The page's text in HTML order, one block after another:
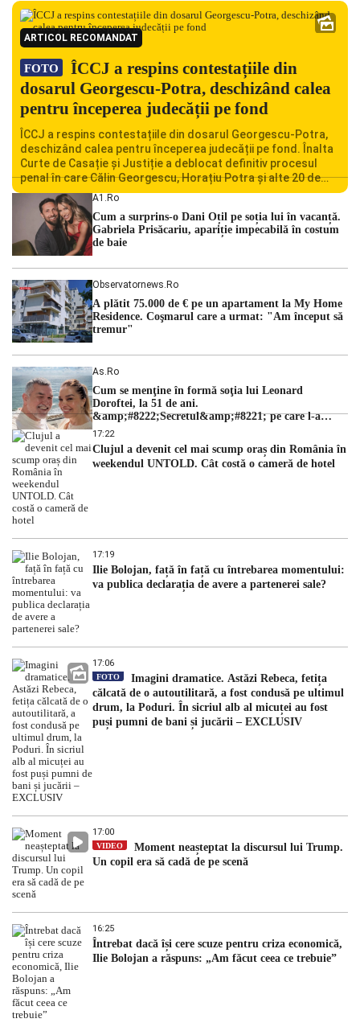
ARTICOL RECOMANDAT
FOTO
ÎCCJ a respins contestațiile din
dosarul Georgescu-Potra, deschizând calea
pentru începerea judecății pe fond
ÎCCJ a respins contestațiile din dosarul Georgescu-Potra,
deschizând calea pentru începerea judecății pe fond. Înalta
Curte de Casație și Justiție a deblocat definitiv procesul
penal în care Călin Georgescu, Horațiu Potra și alte 20 de
persoane sunt acuzați de acțiuni îndreptate împotriva
ordinii constituționale. În ședința din camera preliminară,
judecătorii de la instanța supremă au […]
A1.ro
Cum a surprins-o Dani Oțil pe soția lui în vacanță.
Gabriela Prisăcariu, apariție impecabilă în costum
de baie
Observatornews.ro
A plătit 75.000 de € pe un apartament la My Home
Residence. Coşmarul care a urmat: "Am început să
tremur"
As.ro
Cum se menţine în formă soţia lui Leonard
Doroftei, la 51 de ani.
&amp;#8222;Secretul&amp;#8221; pe care l-a
dezvăluit
17:22
Clujul a devenit cel mai scump oraș din România în
weekendul UNTOLD. Cât costă o cameră de hotel
17:19
Ilie Bolojan, față în față cu întrebarea momentului:
va publica declarația de avere a partenerei sale?
17:06
FOTO
Imagini dramatice. Astăzi Rebeca, fetița
călcată de o autoutilitară, a fost condusă pe ultimul
drum, la Poduri. În sicriul alb al micuței au fost
puși pumni de bani și jucării – EXCLUSIV
17:00
VIDEO
Moment neașteptat la discursul lui Trump.
Un copil era să cadă de pe scenă
16:25
Întrebat dacă își cere scuze pentru criza economică,
Ilie Bolojan a răspuns: „Am făcut ceea ce trebuie”